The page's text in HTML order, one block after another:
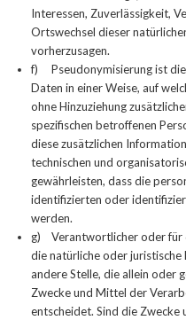
Interessen, Zuverlässigkeit,
Ortswechsel dieser
vorherzusagen.
f) Pseudonymisierung ist
Daten in einer Weise, auf
ohne Hinzuziehung
spezifischen betroffenen
diese zusätzlichen
technischen und
gewährleisten, dass die
identifizierten oder
werden.
g) Verantwortlicher oder für
die natürliche oder juristische
andere Stelle, die allein oder
Zwecke und Mittel der
entscheidet. Sind die